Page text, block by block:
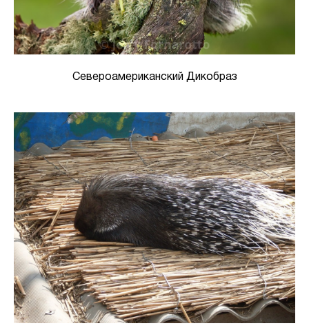
Североамериканский Дикобраз